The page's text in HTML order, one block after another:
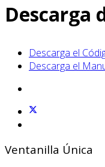
Descarga
Descarga el
Descarga el
Ventanilla Única